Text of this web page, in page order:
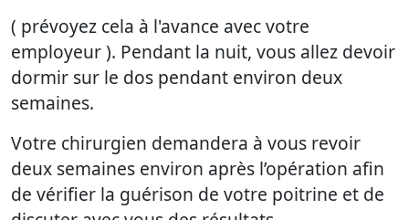
( prévoyez cela à l'avance avec votre
employeur ). Pendant la nuit, vous allez devoir
dormir sur le dos pendant environ deux
semaines.
Votre chirurgien demandera à vous revoir
deux semaines environ après l’opération afin
de vérifier la guérison de votre poitrine et de